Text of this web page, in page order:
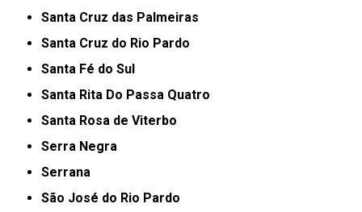
Santa Cruz das Palmeiras
Santa Cruz do Rio Pardo
Santa Fé do Sul
Santa Rita Do Passa Quatro
Santa Rosa de Viterbo
Serra Negra
Serrana
São José do Rio Pardo